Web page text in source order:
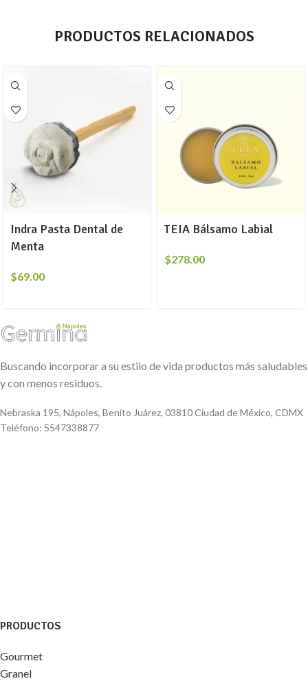
PRODUCTOS RELACIONADOS
Indra Pasta Dental de
Menta
$69.00
TEIA Bálsamo Labial
$278.00
Buscando incorporar a su estilo de vida productos más saludables
y con menos residuos.
Nebraska 195, Nápoles, Benito Juárez, 03810 Ciudad de México, CDMX
Teléfono: 5547338877
PRODUCTOS
Gourmet
Granel